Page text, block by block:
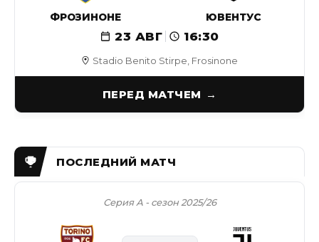
Stadio Benito Stirpe, Frosinone
ФРОЗИНОНЕ ЮВЕНТУС
23 АВГ 16:30
ПЕРЕД МАТЧЕМ
Серия А - сезон 2025/26